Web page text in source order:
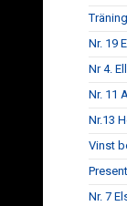
Nr. 19
Nr 4.
Nr. 11
Nr.13
Vinst
Nr. 7